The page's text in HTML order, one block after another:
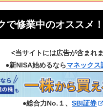
で修業中のオススメ！
<当サイトには広告が含まれ
●新NISA始めるならマネックス
●総合力No.１、 SBI証券